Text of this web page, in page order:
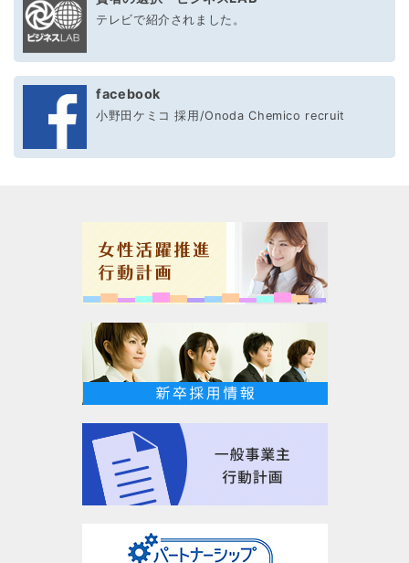
テレビで紹介されました。
facebook
小野田ケミコ 採用/Onoda Chemico recruit